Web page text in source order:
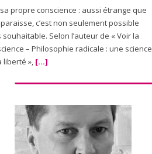
propre conscience : aussi étrange que
c’est non seulement possible
souhaitable. Selon l’auteur de « Voir la
– Philosophie radicale : une science
liberté », [...]